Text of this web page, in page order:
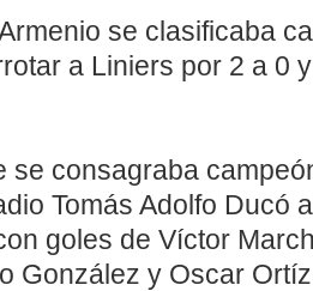
se clasificaba
a Liniers por 2 a 0
se consagraba
Tomás Adolfo Ducó
goles de Víctor
González y Oscar